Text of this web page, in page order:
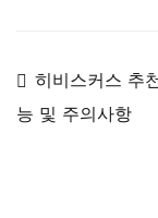
글
탐
히비스커스 추
능 및 주의사항